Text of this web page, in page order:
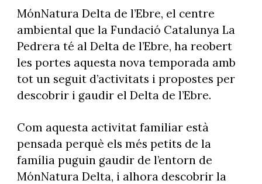
MónNatura Delta de l’Ebre, el centre
ambiental que la Fundació Catalunya La
Pedrera té al Delta de l’Ebre, ha reobert
les portes aquesta nova temporada amb
tot un seguit d’activitats i propostes per
descobrir i gaudir el Delta de l’Ebre.
Com aquesta activitat familiar està
pensada perquè els més petits de la
família puguin gaudir de l’entorn de
MónNatura Delta, i alhora descobrir la